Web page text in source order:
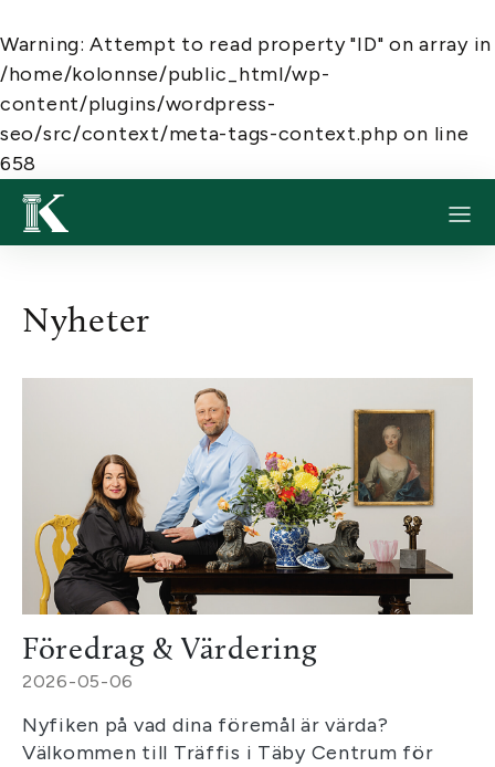
Warning: Attempt to read property "ID" on array in
/home/kolonnse/public_html/wp-
content/plugins/wordpress-
seo/src/context/meta-tags-context.php on line
658
Nyheter
Föredrag & Värdering
2026-05-06
Nyfiken på vad dina föremål är värda?
Välkommen till Träffis i Täby Centrum för